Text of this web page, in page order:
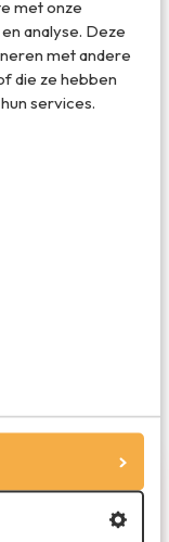
met onze
analyse. Deze
met andere
die ze hebben
services.
waar je huisdier